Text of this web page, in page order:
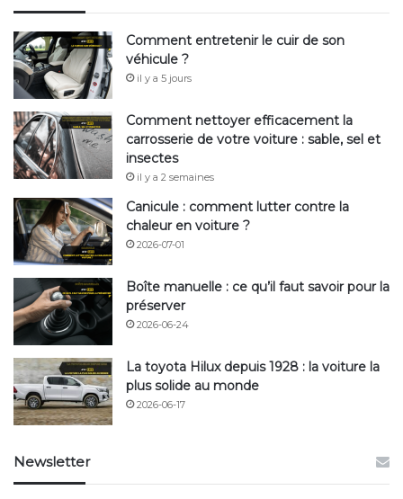
Comment entretenir le cuir de son
véhicule ?
il y a 5 jours
Comment nettoyer efficacement la
carrosserie de votre voiture : sable, sel et
insectes
il y a 2 semaines
Canicule : comment lutter contre la
chaleur en voiture ?
2026-07-01
Boîte manuelle : ce qu’il faut savoir pour la
préserver
2026-06-24
La toyota Hilux depuis 1928 : la voiture la
plus solide au monde
2026-06-17
Newsletter